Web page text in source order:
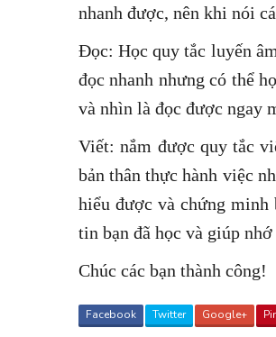
nhanh được, nên khi nói
Đọc: Học quy tắc luyến
đọc nhanh nhưng có thể
và nhìn là đọc được ngay
Viết: nắm được quy tắc
bản thân thực hành việc
hiểu được và chứng minh
tin bạn đã học và giúp
Chúc các bạn thành công!
Facebook Twitter Google+